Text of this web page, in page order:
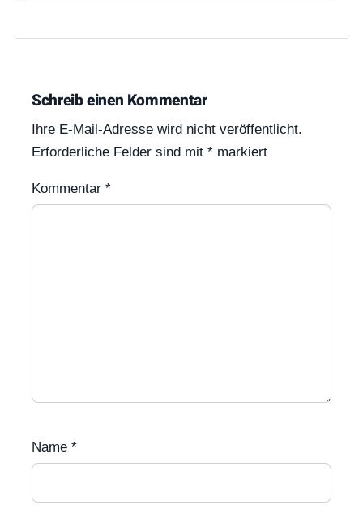
Schreib einen Kommentar
Ihre E-Mail-Adresse wird nicht veröffentlicht.
Erforderliche Felder sind mit* markiert
Kommentar*
Name*